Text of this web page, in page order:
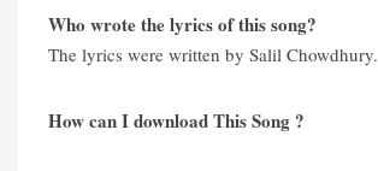
Who wrote the lyrics of this song?
The lyrics were written by Salil Chowdhury.
How can I download This Song ?